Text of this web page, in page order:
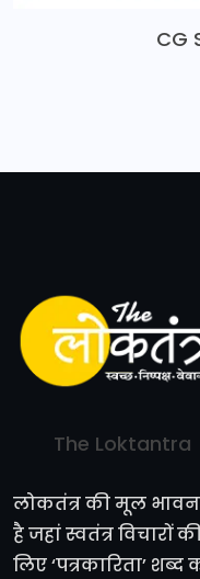
CG
The Loktantra
लोकतंत्र की मूल
है जहां स्वतंत्र विचारों
लिए ‘पत्रकारिता’